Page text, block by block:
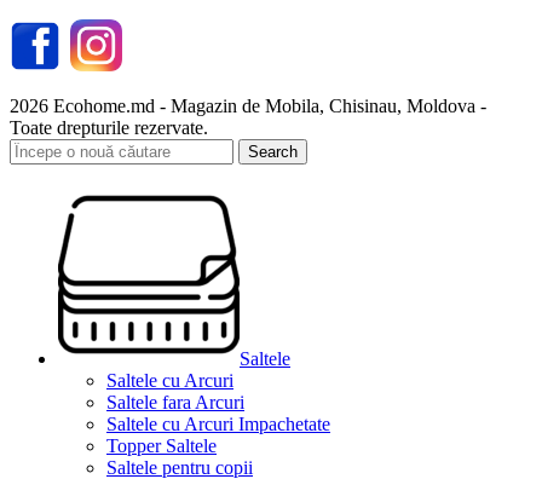
2026 Ecohome.md - Magazin de Mobila, Chisinau, Moldova -
Toate drepturile rezervate.
Search
Saltele
Saltele cu Arcuri
Saltele fara Arcuri
Saltele cu Arcuri Impachetate
Topper Saltele
Saltele pentru copii